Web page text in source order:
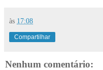
às 17:08
Compartilhar
Nenhum comentário: